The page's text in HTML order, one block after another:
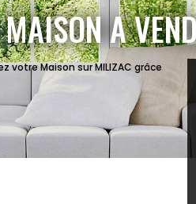
A
votre Maison sur MILIZAC grâce